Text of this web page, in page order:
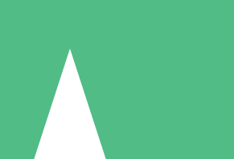
Crédits Individuels
de téléchargement. Sans engagement
5 Téléchargements